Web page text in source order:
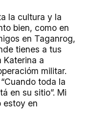
la cultura y la
bien, como en
en Taganrog,
tienes a tus
Katerina a
militar.
toda la
en su sitio”. Mi
estoy en